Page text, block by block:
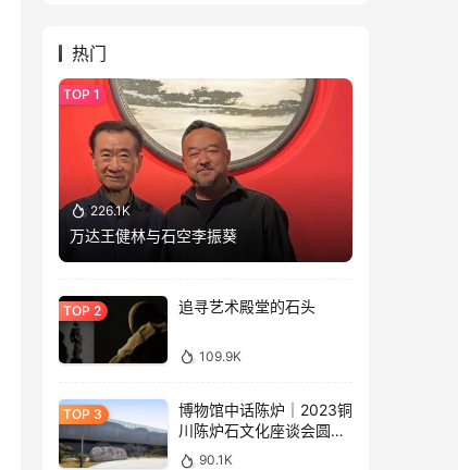
热门
226.1K
万达王健林与石空李振葵
追寻艺术殿堂的石头
109.9K
博物馆中话陈炉｜2023铜
川陈炉石文化座谈会圆满
落幕90.1K